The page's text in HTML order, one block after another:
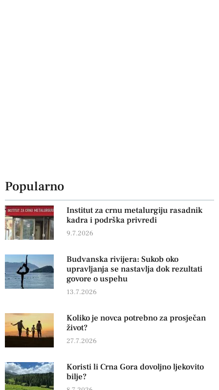
Popularno
Institut za crnu metalurgiju rasadnik
kadra i podrška privredi
9.7.2026
Budvanska rivijera: Sukob oko
upravljanja se nastavlja dok rezultati
govore o uspehu
13.7.2026
Koliko je novca potrebno za prosječan
život?
27.7.2026
Koristi li Crna Gora dovoljno ljekovito
bilje?